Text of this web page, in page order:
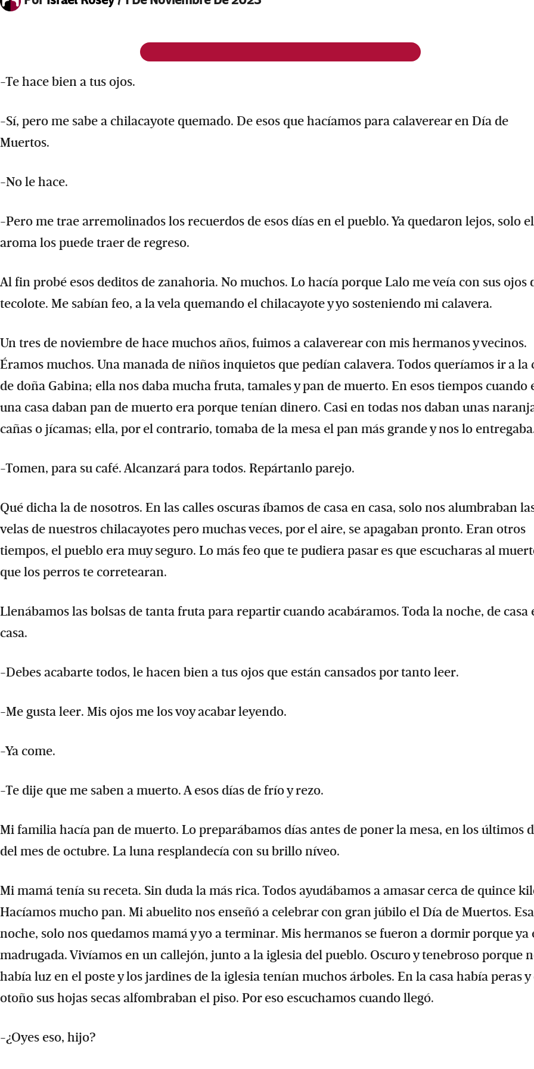
-Te hace bien a tus ojos.
-Sí, pero me sabe a chilacayote quemado. De esos que hacíamos para calaverear en Día de
Muertos.
-No le hace.
-Pero me trae arremolinados los recuerdos de esos días en el pueblo. Ya quedaron lejos, solo el
aroma los puede traer de regreso.
Al fin probé esos deditos de zanahoria. No muchos. Lo hacía porque Lalo me veía con sus ojos
tecolote. Me sabían feo, a la vela quemando el chilacayote y yo sosteniendo mi calavera.
Un tres de noviembre de hace muchos años, fuimos a calaverear con mis hermanos y vecinos.
Éramos muchos. Una manada de niños inquietos que pedían calavera. Todos queríamos ir a la
de doña Gabina; ella nos daba mucha fruta, tamales y pan de muerto. En esos tiempos cuando
una casa daban pan de muerto era porque tenían dinero. Casi en todas nos daban unas
cañas o jícamas; ella, por el contrario, tomaba de la mesa el pan más grande y nos lo
-Tomen, para su café. Alcanzará para todos. Repártanlo parejo.
Qué dicha la de nosotros. En las calles oscuras íbamos de casa en casa, solo nos alumbraban
velas de nuestros chilacayotes pero muchas veces, por el aire, se apagaban pronto. Eran otros
tiempos, el pueblo era muy seguro. Lo más feo que te pudiera pasar es que escucharas al
que los perros te corretearan.
Llenábamos las bolsas de tanta fruta para repartir cuando acabáramos. Toda la noche, de casa
casa.
-Debes acabarte todos, le hacen bien a tus ojos que están cansados por tanto leer.
-Me gusta leer. Mis ojos me los voy acabar leyendo.
-Ya come.
-Te dije que me saben a muerto. A esos días de frío y rezo.
Mi familia hacía pan de muerto. Lo preparábamos días antes de poner la mesa, en los últimos
del mes de octubre. La luna resplandecía con su brillo níveo.
Mi mamá tenía su receta. Sin duda la más rica. Todos ayudábamos a amasar cerca de quince
Hacíamos mucho pan. Mi abuelito nos enseñó a celebrar con gran júbilo el Día de Muertos. Esa
noche, solo nos quedamos mamá y yo a terminar. Mis hermanos se fueron a dormir porque ya
madrugada. Vivíamos en un callejón, junto a la iglesia del pueblo. Oscuro y tenebroso porque
había luz en el poste y los jardines de la iglesia tenían muchos árboles. En la casa había peras y
otoño sus hojas secas alfombraban el piso. Por eso escuchamos cuando llegó.
-¿Oyes eso, hijo?